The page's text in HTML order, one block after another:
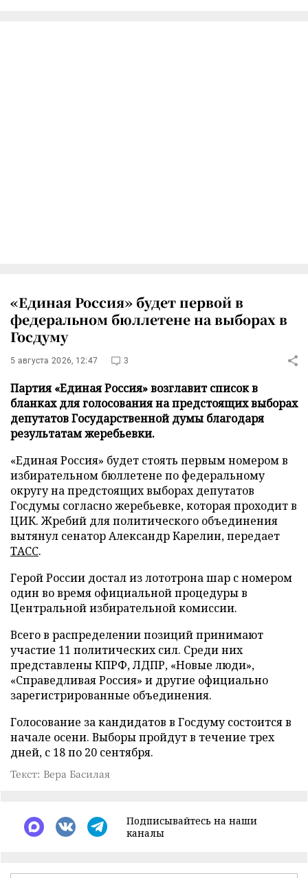
«Единая Россия» будет первой в
федеральном бюллетене на выборах в
Госдуму
5 августа 2026, 12:47 3
Партия «Единая Россия» возглавит список в
бланках для голосования на предстоящих выборах
депутатов Государственной думы благодаря
результатам жеребьевки.
«Единая Россия» будет стоять первым номером в
избирательном бюллетене по федеральному
округу на предстоящих выборах депутатов
Госдумы согласно жеребьевке, которая проходит в
ЦИК. Жребий для политического объединения
вытянул сенатор Александр Карелин, передает
ТАСС.
Герой России достал из лототрона шар с номером
один во время официальной процедуры в
Центральной избирательной комиссии.
Всего в распределении позиций принимают
участие 11 политических сил. Среди них
представлены КПРФ, ЛДПР, «Новые люди»,
«Справедливая Россия» и другие официально
зарегистрированные объединения.
Голосование за кандидатов в Госдуму состоится в
начале осени. Выборы пройдут в течение трех
дней, с 18 по 20 сентября.
Текст: Вера Басилая
Подписывайтесь на наши
каналы